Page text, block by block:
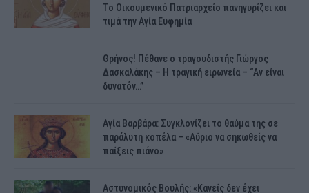
Το Οικουμενικό Πατριαρχείο πανηγυρίζει και
τιμά την Αγία Ευφημία
Θρήνος! Πέθανε ο τραγουδιστής Γιώργος
Δασκαλάκης – Η τραγική ειρωνεία – “Αν είναι
δυνατόν…”
Αγία Βαρβάρα: Συγκλονίζει το θαύμα της σε
παράλυτη κοπέλα – «Αύριο να σηκωθείς να
παίξεις πιάνο»
Αστυνομικός Bουλής: «Κανείς δεν έχει